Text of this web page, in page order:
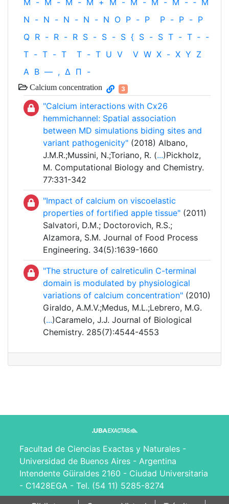
M - M - M - M + M - M - M - M - ‐ M
N - N - N - N - N O P - P P - P - P
Q R - R - R S - S - S { S - S T - T ‐ -
T - T - T T - T U V V W X - X Y Z
Α Β — , Δ Π -
Calcium concentration 3
"Calcium interactions with Cx26
hemmichannel: Spatial association
between MD simulations biding sites and
variant pathogenicity" (2018) Albano,
J.M.R.;Mussini, N.;Toriano, R. (...)Pickholz,
M. Computational Biology and Chemistry.
77:331-342
"Impact of calcium on viscoelastic
properties of fortified apple tissue" (2011)
Salvatori, D.M.; Doctorovich, R.S.;
Alzamora, S.M. Journal of Food Process
Engineering. 34(5):1639-1660
"The structure of calreticulin C-terminal
domain is modulated by physiological
variations of calcium concentration" (2010)
Giraldo, A.M.V.;Medus, M.L.;Lebrero, M.G.
(...)Caramelo, J.J. Journal of Biological
Chemistry. 285(7):4544-4553
Facultad de Ciencias Exactas y Naturales -
Universidad de Buenos Aires - Argentina
Intendente Güiraldes 2160 - Ciudad Universitaria
- C1428EGA - Tel. (54 11) 5285-8274